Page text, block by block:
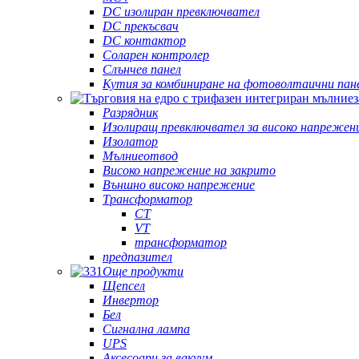
DC изолиран превключвател
DC прекъсвач
DC контактор
Соларен контролер
Слънчев панел
Кутия за комбиниране на фотоволтаични
Разрядник
Изолиращ превключвател за високо
Изолатор
Мълниеотвод
Високо напрежение на закрито
Външно високо напрежение
Трансформатор
CT
VT
трансформатор
предпазител
Още продукти
Щепсел
Инвертор
Бел
Сигнална лампа
UPS